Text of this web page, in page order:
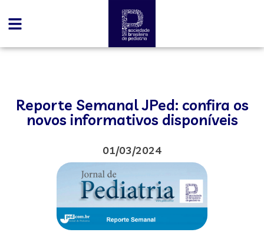
Reporte Semanal JPed: confira os
novos informativos disponíveis
01/03/2024